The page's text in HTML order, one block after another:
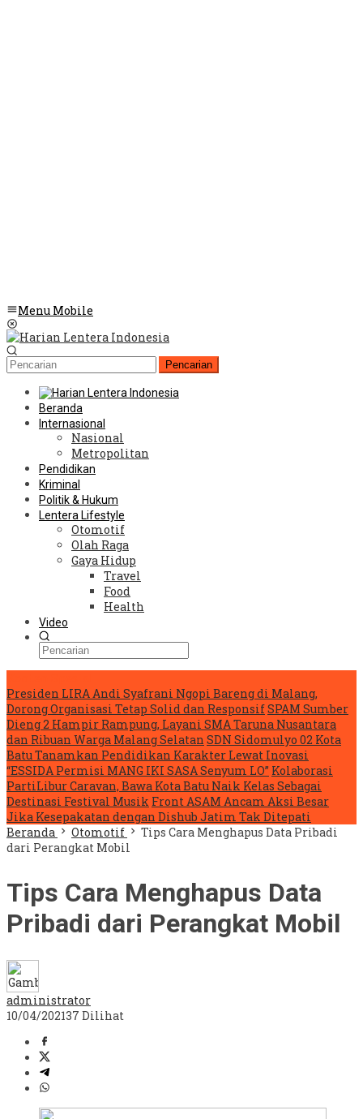
Menu Mobile
Pencarian
Beranda
Internasional
Nasional
Metropolitan
Pendidikan
Kriminal
Politik & Hukum
Lentera Lifestyle
Otomotif
Olah Raga
Gaya Hidup
Travel
Food
Health
Video
Presiden LIRA Andi Syafrani Ngopi Bareng di Malang,
Dorong Organisasi Tetap Solid dan ResponsifSPAM Sumber
Dieng 2 Hampir Rampung, Layani SMA Taruna Nusantara
dan Ribuan Warga Malang Selatan SDN Sidomulyo 02 Kota
Batu Tanamkan Pendidikan Karakter Lewat Inovasi
“ESSIDA Permisi MANG IKI SASA Senyum LO” Kolaborasi
PartiLibur Caravan, Bawa Kota Batu Naik Kelas Sebagai
Destinasi Festival Musik Front ASAM Ancam Aksi Besar
Jika Kesepakatan dengan Dishub Jatim Tak Ditepati
Beranda
Otomotif
Tips Cara Menghapus Data Pribadi
dari Perangkat Mobil
Tips Cara Menghapus Data
Pribadi dari Perangkat Mobil
administrator
10/04/202137 Dilihat